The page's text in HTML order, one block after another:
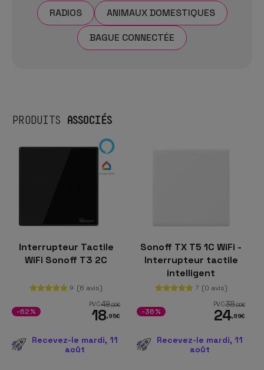
RADIOS
ANIMAUX DOMESTIQUES
BAGUE CONNECTÉE
PRODUITS ASSOCIÉS
Interrupteur Tactile
WiFi Sonoff T3 2C
9 (6 avis)
PVC49,99€
18,95€
-62%
Recevez-le mardi, 11
août
Sonoff TX T5 1C WiFi -
Interrupteur tactile
intelligent
7 (0 avis)
PVC38,99€
24,99€
-36%
Recevez-le mardi, 11
août